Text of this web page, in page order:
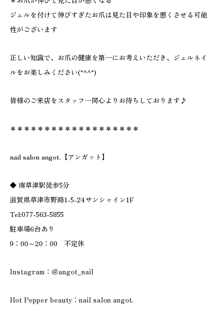
ジェルを付けて伸びすぎたお爪は見た目や印象を悪くさせる可能
性がございます
正しい知識で、お爪の健康を第一にお考えいただき、ジェルネイ
ルをお楽しみください(*^^*)
皆様のご来店をスタッフ一同心よりお待ちしております♪
＊＊＊＊＊＊＊＊＊＊＊＊＊＊＊＊＊＊＊
nail salon angot.【アンガット】
◆ 南草津駅徒歩5分
滋賀県草津市野路1-5-24サンシャイン1F
Tel:077-563-5855
駐車場6台あり
9：00～20：00 不定休
Instagram：＠angot_nail
Hot Pepper beauty：nail salon angot.